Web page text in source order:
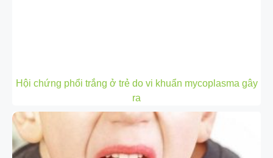
Hội chứng phổi trắng ở trẻ do vi khuẩn mycoplasma gây
ra